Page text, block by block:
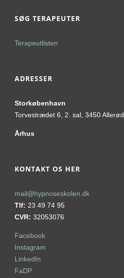
SØG TERAPEUTER
Terapeutlisten
ADRESSER
Storkøbenhavn
Torvestrædet 6, 2. sal, 3450 Allerød
Århus
KONTAKT OS HER
mail@hypnoseskolen.dk
Tlf: 23 49 74 95
CVR: 32053076
Facebook
Instagram
LinkedIn
FaDP